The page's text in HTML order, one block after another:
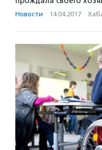
Новости · 14.04.2017 ·